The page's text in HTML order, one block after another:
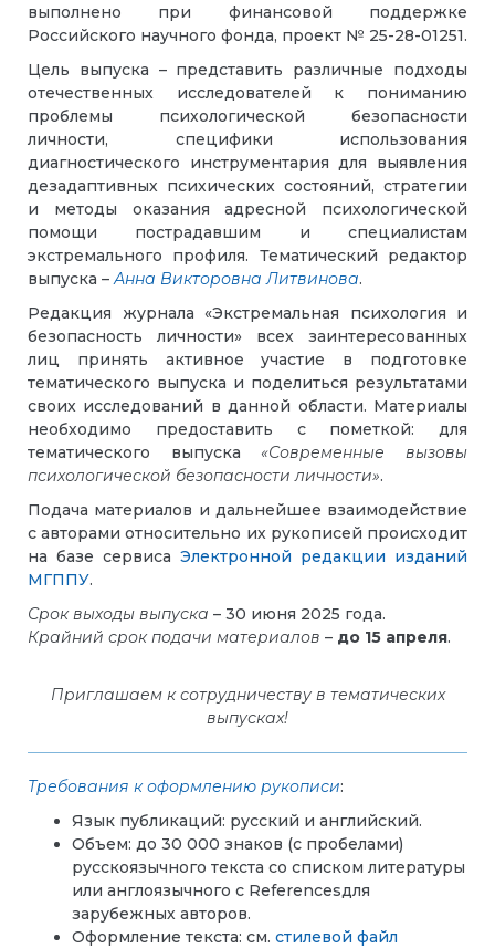
выполнено при финансовой поддержке
Российского научного фонда, проект № 25-28-01251.
Цель выпуска – представить различные подходы
отечественных исследователей к пониманию
проблемы психологической безопасности
личности, специфики использования
диагностического инструментария для выявления
дезадаптивных психических состояний, стратегии
и методы оказания адресной психологической
помощи пострадавшим и специалистам
экстремального профиля. Тематический редактор
выпуска –Анна Викторовна Литвинова.
Редакция журнала «Экстремальная психология и
безопасность личности» всех заинтересованных
лиц принять активное участие в подготовке
тематического выпуска и поделиться результатами
своих исследований в данной области. Материалы
необходимо предоставить с пометкой: для
тематического выпуска«Современные вызовы
психологической безопасности личности».
Подача материалов и дальнейшее взаимодействие
с авторами относительно их рукописей происходит
на базе сервиса Электронной редакции изданий
МГППУ.
Срок выходы выпуска – 30 июня 2025 года.
Крайний срок подачи материалов – до 15 апреля.
Приглашаем к сотрудничеству в тематических
выпусках!
Требования к оформлению рукописи:
Язык публикаций: русский и английский.
Объем: до 30 000 знаков (с пробелами)
русскоязычного текста со списком литературы
или англоязычного с Referencesдля
зарубежных авторов.
Оформление текста: см. стилевой файл